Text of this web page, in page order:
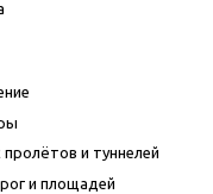
и туннелей
и площадей